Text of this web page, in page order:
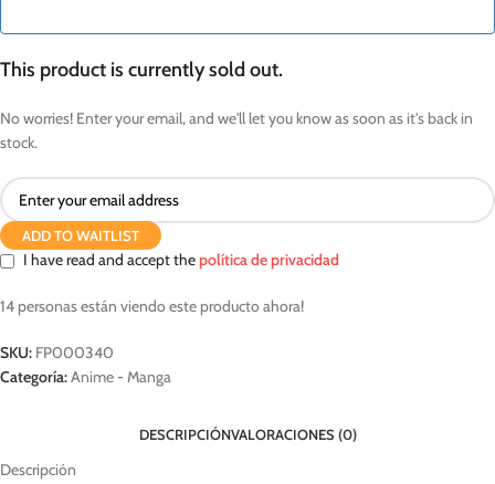
This product is currently sold out.
No worries! Enter your email, and we'll let you know as soon as it's back in
stock.
ADD TO WAITLIST
I have read and accept thepolítica de privacidad
14 personas están viendo este producto ahora!
SKU: FP000340
Categoría:Anime - Manga
DESCRIPCIÓNVALORACIONES (0)
Descripción